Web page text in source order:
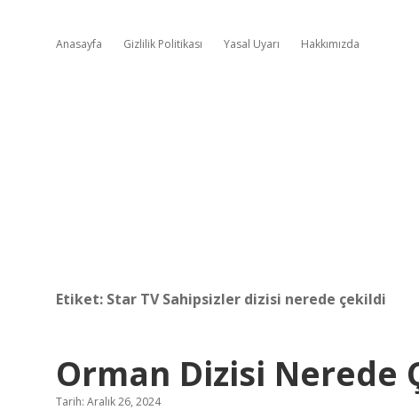
Anasayfa Gizlilik Politikası Yasal Uyarı Hakkımızda
Etiket: Star TV Sahipsizler dizisi nerede çekildi
Orman Dizisi Nerede
Tarih: Aralık 26, 2024